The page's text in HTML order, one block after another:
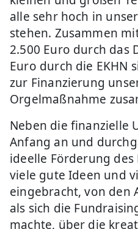
alle sehr hoch in
stehen. Zusammen
2.500 Euro durch das
Euro durch die EKHN
zur Finanzierung
Orgelmaßnahme
Neben die finanzielle
Anfang an und
ideelle Förderung des
viele gute Ideen und
eingebracht, von den
als sich die
machte, über die